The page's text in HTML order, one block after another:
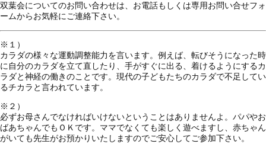
双葉会についてのお問い合わせは、お電話もしくは専用お問い合せフォ
ームからお気軽にご連絡下さい。
※１）
カラダの様々な運動調整能力を言います。例えば、転びそうになった時
に自分のカラダを立て直したり、手がすぐに出る、着けるようにするカ
ラダと神経の働きのことです。現代の子どもたちのカラダで不足してい
るチカラと言われています。
※２）
必ずお母さんでなければいけないということはありませんよ。パパやお
ばあちゃんでもＯＫです。ママでなくても楽しく遊べますし、赤ちゃん
がいても先生がお預かりいたしますのでご安心してご参加下さい。